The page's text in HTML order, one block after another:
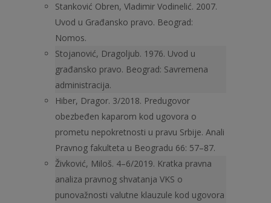
Stanković Obren, Vladimir Vodinelić. 2007.
Uvod u Građansko pravo. Beograd:
Nomos.
Stojanović, Dragoljub. 1976. Uvod u
građansko pravo. Beograd: Savremena
administracija.
Hiber, Dragor. 3/2018. Predugovor
obezbeđen kaparom kod ugovora o
prometu nepokretnosti u pravu Srbije. Anali
Pravnog fakulteta u Beogradu 66: 57–87.
Živković, Miloš. 4–6/2019. Kratka pravna
analiza pravnog shvata­nja VKS o
punovažnosti valutne klauzule kod ugovora